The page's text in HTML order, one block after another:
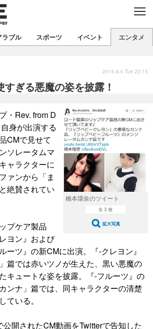
C
O
S
E
衣類
バックナンバー
インプレ
国内
まとめ
写真
スポーツ
文化
出版／映画
ファッション
写真
政治
ラブル スポーツ イベント エンタメ
ぎる悪魔の姿を披露！
2015.8.4 Tue 23:15
橋本環奈のツイート
全 2 枚
拡大写真
・Rev. from D
身が出演する
CMで見せて
ソレータムマ
ャラクターに
ァンから「ま
絶賛されてい
プケア製品
ヨン』および
ーツ』の新CMに出演。『-クレヨン』
篇では赤いツノが生えた、黒い悪魔の
キュートな姿を披露。『-フルーツ』の
ンナ」篇では、同キャラクターの清楚
ている。
開されたCM動画をTwitterで告知した